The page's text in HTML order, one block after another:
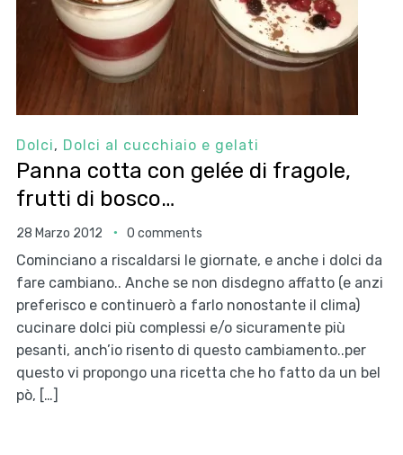
Dolci, Dolci al cucchiaio e gelati
Panna cotta con gelée di fragole,
frutti di bosco…
28 Marzo 2012 0 comments
Cominciano a riscaldarsi le giornate, e anche i dolci da
fare cambiano.. Anche se non disdegno affatto (e anzi
preferisco e continuerò a farlo nonostante il clima)
cucinare dolci più complessi e/o sicuramente più
pesanti, anch’io risento di questo cambiamento..per
questo vi propongo una ricetta che ho fatto da un bel
pò, […]